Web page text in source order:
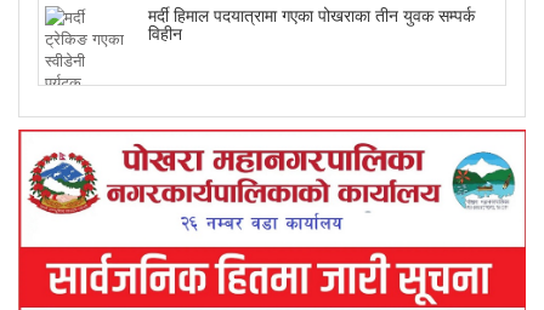
मर्दी हिमाल पदयात्रामा गएका पोखराका तीन युवक सम्पर्क
विहीन